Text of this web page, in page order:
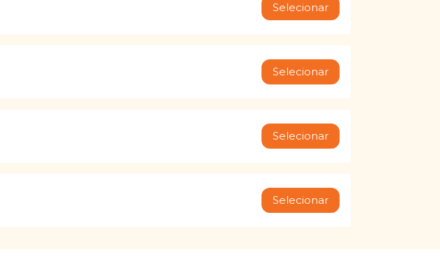
Selecionar
Selecionar
Selecionar
Selecionar